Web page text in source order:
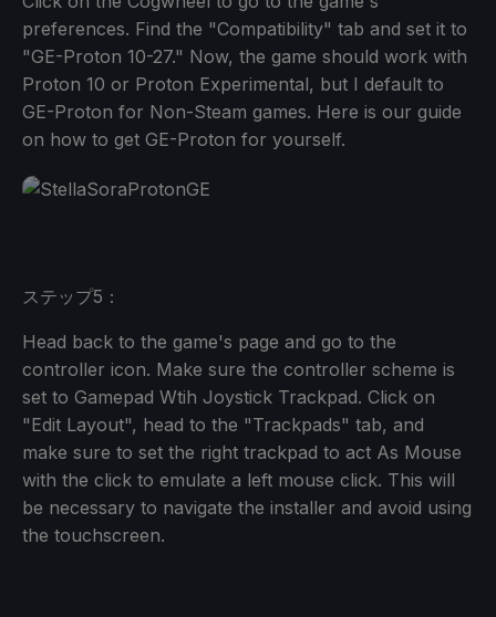
preferences. Find the "Compatibility" tab and set it to
"GE-Proton 10-27." Now, the game should work with
Proton 10 or Proton Experimental, but I default to
GE-Proton for Non-Steam games. Here is our guide
on how to get GE-Proton for yourself.
ステップ5：
Head back to the game's page and go to the
controller icon. Make sure the controller scheme is
set to Gamepad Wtih Joystick Trackpad. Click on
"Edit Layout", head to the "Trackpads" tab, and
make sure to set the right trackpad to act As Mouse
with the click to emulate a left mouse click. This will
be necessary to navigate the installer and avoid using
the touchscreen.